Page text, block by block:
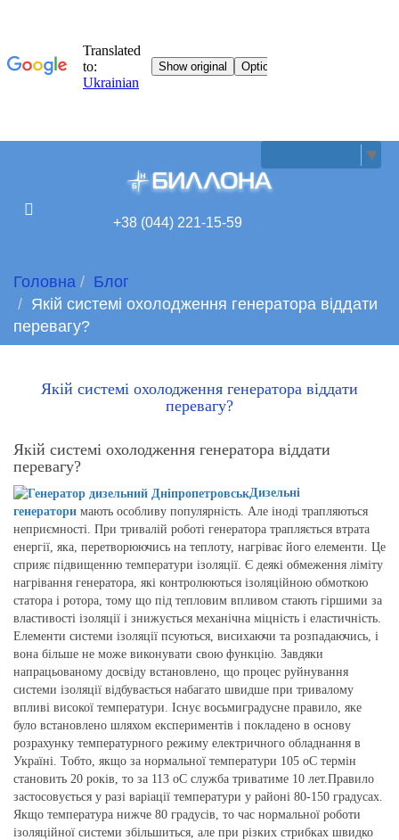
▼
+38 (044) 221-15-59
Головна
Блог
Якій системі охолодження генератора віддати
перевагу?
Якій системі охолодження генератора віддати
перевагу?
Якій системі охолодження генератора віддати
перевагу?
Дизельні
генератори мають особливу популярність. Але іноді трапляються
неприємності. При тривалій роботі генератора трапляється втрата
енергії, яка, перетворюючись на теплоту, нагріває його елементи. Це
сприяє підвищенню температури ізоляції. Є деякі обмеження ліміту
нагрівання генератора, які контролюються ізоляційною обмоткою
статора і ротора, тому що під тепловим впливом стають гіршими за
властивості ізоляції і знижується механічна міцність і еластичність.
Елементи системи ізоляції псуються, висихаючи та розпадаючись, і
вона більше не може виконувати свою функцію. Завдяки
напрацьованому досвіду встановлено, що процес руйнування
системи ізоляції відбувається набагато швидше при тривалому
впливі високої температури. Існує восьмиградусне правило, яке
було встановлено шляхом експериментів і покладено в основу
розрахунку температурного режиму електричного обладнання в
Україні. Тобто, якщо за нормальної температури 105 oС термін
становить 20 років, то за 113 oС служба триватиме 10 лет.Правило
застосовується у разі варіації температури у районі 80-150 градусах.
Якщо температура нижче 80 градусів, то час нормальної роботи
ізоляційної системи збільшиться, але при різких стрибках швидко